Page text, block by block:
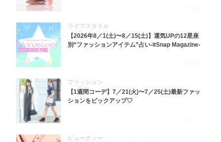
ライフスタイル
【2026年8／1(土)〜8／15(土)】運気UPの12星座
別“ファッションアイテム”占い-itSnap Magazine-
ファッション
【1週間コーデ】7／21(火)〜7／25(土)最新ファッ
ションをピックアップ♡
ビューティー